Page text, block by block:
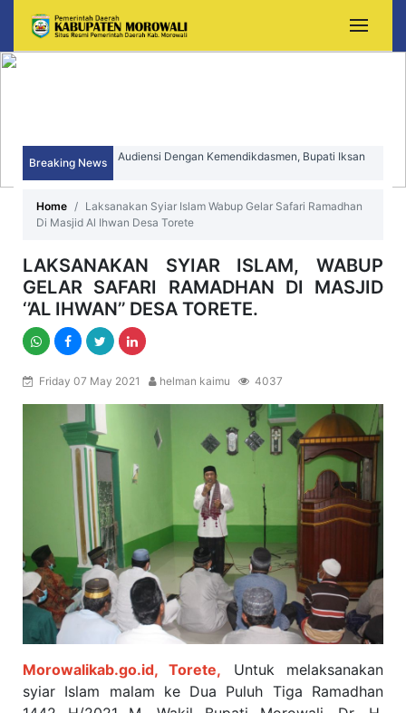
Breaking News
HUT ke-15 Kecamatan Bungku Timur
Perjuangkan Peningkatan Mutu dan Pemerataan
Home
Laksanakan Syiar Islam Wabup Gelar Safari Ramadhan
Di Masjid Al Ihwan Desa Torete
LAKSANAKAN SYIAR ISLAM, WABUP
GELAR SAFARI RAMADHAN DI MASJID
‘’AL IHWAN’’ DESA TORETE.
Friday 07 May 2021 helman kaimu 4037
Morowalikab.go.id, Torete,
Untuk melaksanakan
syiar Islam malam ke Dua Puluh Tiga Ramadhan